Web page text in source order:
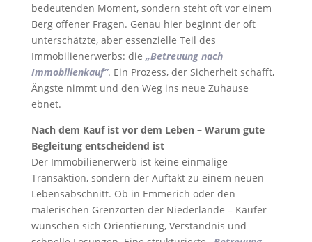
bedeutenden Moment, sondern steht oft vor einem
Berg offener Fragen. Genau hier beginnt der oft
unterschätzte, aber essenzielle Teil des
Immobilienerwerbs: die „Betreuung nach
Immobilienkauf“. Ein Prozess, der Sicherheit schafft,
Ängste nimmt und den Weg ins neue Zuhause
ebnet.
Nach dem Kauf ist vor dem Leben – Warum gute
Begleitung entscheidend ist
Der Immobilienerwerb ist keine einmalige
Transaktion, sondern der Auftakt zu einem neuen
Lebensabschnitt. Ob in Emmerich oder den
malerischen Grenzorten der Niederlande – Käufer
wünschen sich Orientierung, Verständnis und